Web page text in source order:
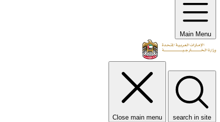
Main Menu
search in site
Close main menu